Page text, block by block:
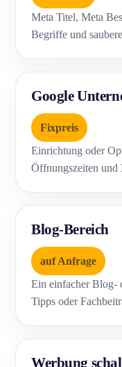
Meta Titel, Meta
Begriffe und
Google
Fixpreis
Einrichtung oder
Öffnungszeiten und
Blog-Bereich
auf Anfrage
Ein einfacher Blog-
Tipps oder
Werbung